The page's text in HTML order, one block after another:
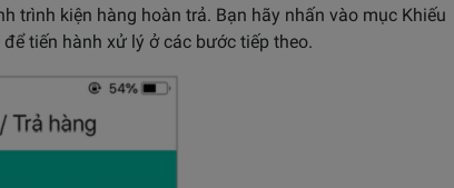
trình kiện hàng hoàn trả. Bạn hãy nhấn vào mục Khiếu
tiến hành xử lý ở các bước tiếp theo.